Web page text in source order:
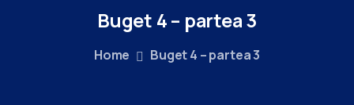
Buget 4– partea3
Home Buget 4 – partea 3